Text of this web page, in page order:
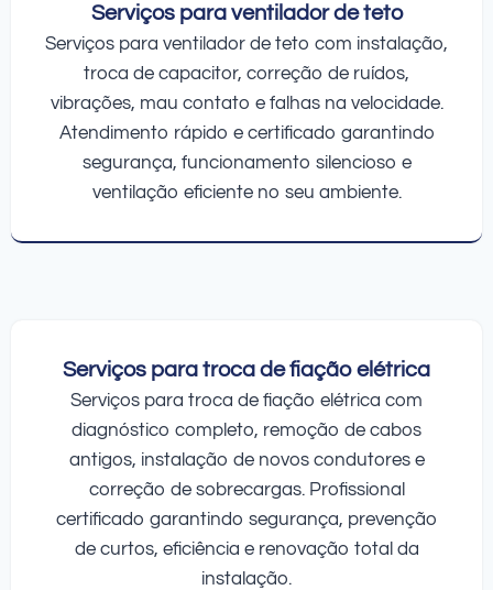
Serviços para ventilador de teto
Serviços para ventilador de teto com instalação,
troca de capacitor, correção de ruídos,
vibrações, mau contato e falhas na velocidade.
Atendimento rápido e certificado garantindo
segurança, funcionamento silencioso e
ventilação eficiente no seu ambiente.
Serviços para troca de fiação elétrica
Serviços para troca de fiação elétrica com
diagnóstico completo, remoção de cabos
antigos, instalação de novos condutores e
correção de sobrecargas. Profissional
certificado garantindo segurança, prevenção
de curtos, eficiência e renovação total da
instalação.